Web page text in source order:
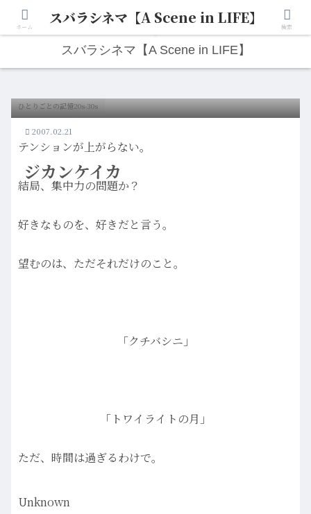
人生は“ひとりごと”から始まる。映画と写真と日々のこと。
スバラシネマ【A Scene in LIFE】
ジカンケイカ
ひとりごとの記憶20s-30s
2007.02.21
テンションが上がらない。
結局、集中力の問題か？
好きなものを、好きだと言う。
望むのは、ただそれだけのこと。
「クチバシニ」
「トワイライトの月」
ただ、時間は過ぎるわけで。
Unknown
ホーム スバラシネマ【A Scene in LIFE】 検索